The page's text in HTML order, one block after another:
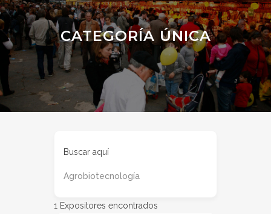
CATEGORÍA ÚNICA
Buscar aquí
Agrobiotecnología
1 Expositores encontrados